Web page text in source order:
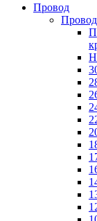
Провод